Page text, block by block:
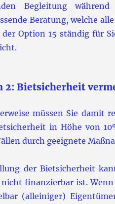
Begleitung
Beratung, welche
Option 15 ständig für
2: Bietsicherheit
müssen Sie damit
in Höhe von
durch geeignete
der Bietsicherheit
finanzierbar ist.
(alleiniger)